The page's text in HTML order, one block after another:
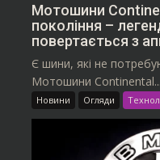
Мотошини
покоління –
повертається з
Є шини, які не
Мотошини Continental...
Новини Огляди